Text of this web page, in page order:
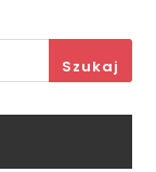
Szukaj